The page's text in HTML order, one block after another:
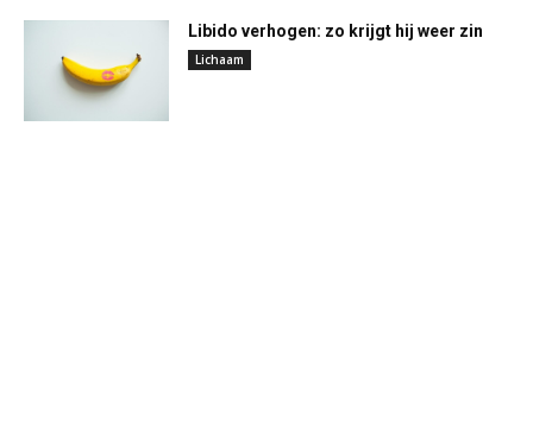
Libido verhogen: zo krijgt hij weer zin
Lichaam